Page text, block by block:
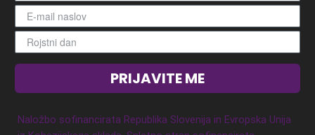
PRIJAVITE ME
Naložbo sofinancirata Republika Slovenija in Evropska Unija